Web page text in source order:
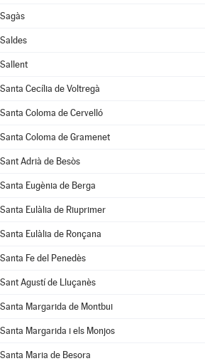
Sagàs
Saldes
Sallent
Santa Cecília de Voltregà
Santa Coloma de Cervelló
Santa Coloma de Gramenet
Sant Adrià de Besòs
Santa Eugènia de Berga
Santa Eulàlia de Riuprimer
Santa Eulàlia de Ronçana
Santa Fe del Penedès
Sant Agustí de Lluçanès
Santa Margarida de Montbui
Santa Margarida i els Monjos
Santa Maria de Besora